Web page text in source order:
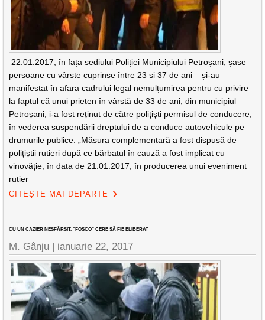
22.01.2017, în fața sediului Poliției Municipiului Petroșani, șase
persoane cu vârste cuprinse între 23 și 37 de ani și-au
manifestat în afara cadrului legal nemulțumirea pentru cu privire
la faptul că unui prieten în vârstă de 33 de ani, din municipiul
Petroșani, i-a fost reținut de către polițiști permisul de conducere,
în vederea suspendării dreptului de a conduce autovehicule pe
drumurile publice. „Măsura complementară a fost dispusă de
polițiștii rutieri după ce bărbatul în cauză a fost implicat cu
vinovăție, în data de 21.01.2017, în producerea unui eveniment
rutier
CITEȘTE MAI DEPARTE
CU UN CAZIER NESFÂRȘIT, ”FOSCO” CERE SĂ FIE ELIBERAT
M. Gânju | ianuarie 22, 2017